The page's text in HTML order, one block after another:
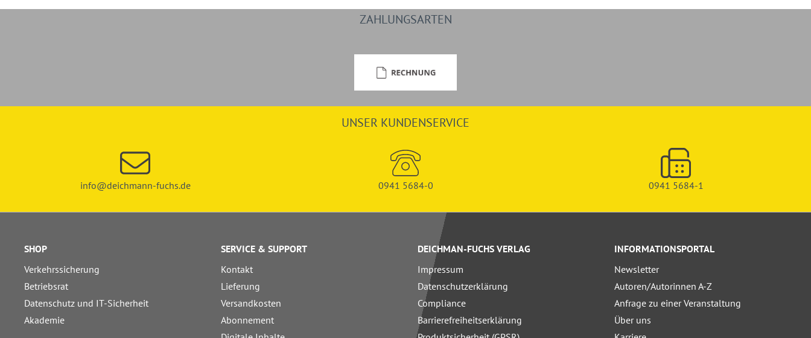
ZAHLUNGSARTEN
UNSER KUNDENSERVICE
info@deichmann-fuchs.de 0941 5684-0 0941 5684-1
SHOP
Verkehrssicherung
Betriebsrat
Datenschutz und IT-Sicherheit
Akademie
SERVICE & SUPPORT
Kontakt
Lieferung
Versandkosten
Abonnement
DEICHMAN-FUCHS VERLAG
Impressum
Datenschutzerklärung
Compliance
Barrierefreiheitserklärung
INFORMATIONSPORTAL
Newsletter
Autoren/Autorinnen A-Z
Anfrage zu einer Veranstaltung
Über uns